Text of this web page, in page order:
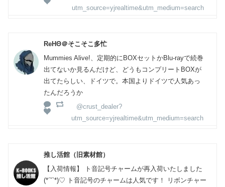
utm_source=yjrealtime&utm_medium=search
ReΗΘ＠そこそこ多忙
Mummies Alive!、定期的にBOXセットかBlu-rayで続巻
出てないか見るんだけど、どうもコンプリートBOXが
出てたらしい、ドイツで。本国よりドイツで人気あっ
たんだろうか
@crust_dealer?
utm_source=yjrealtime&utm_medium=search
推し活館（旧素材館）
【入荷情報】 ト音記号チャームが再入荷いたしました
(*´˘`*)♡ ト音記号のチャームは人気です！ リボンチャー